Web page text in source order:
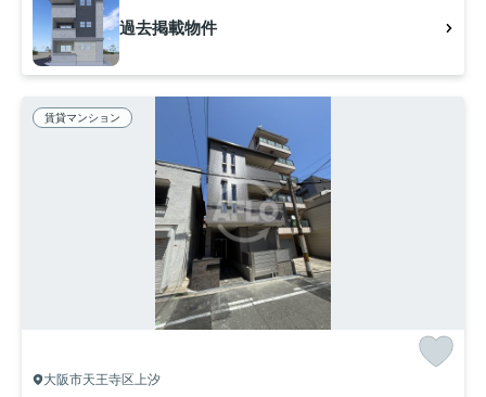
過去掲載物件
賃貸マンション
大阪市天王寺区上汐